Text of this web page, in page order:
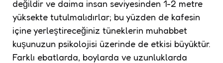
değildir ve daima insan seviyesinden 1-2 metre
yüksekte tutulmalıdırlar; bu yüzden de kafesin
içine yerleştireceğiniz tüneklerin muhabbet
kuşunuzun psikolojisi üzerinde de etkisi büyüktür.
Farklı ebatlarda, boylarda ve uzunluklarda